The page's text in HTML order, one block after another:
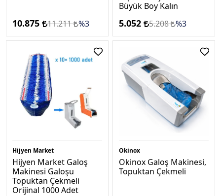
10.875 11.211 %3
Büyük Boy Kalın
5.052 5.208 %3
Hijyen Market
Hijyen Market Galoş
Makinesi Galoşu
Topuktan Çekmeli
Orijinal 1000 Adet
Okinox
Okinox Galoş Makinesi,
Topuktan Çekmeli